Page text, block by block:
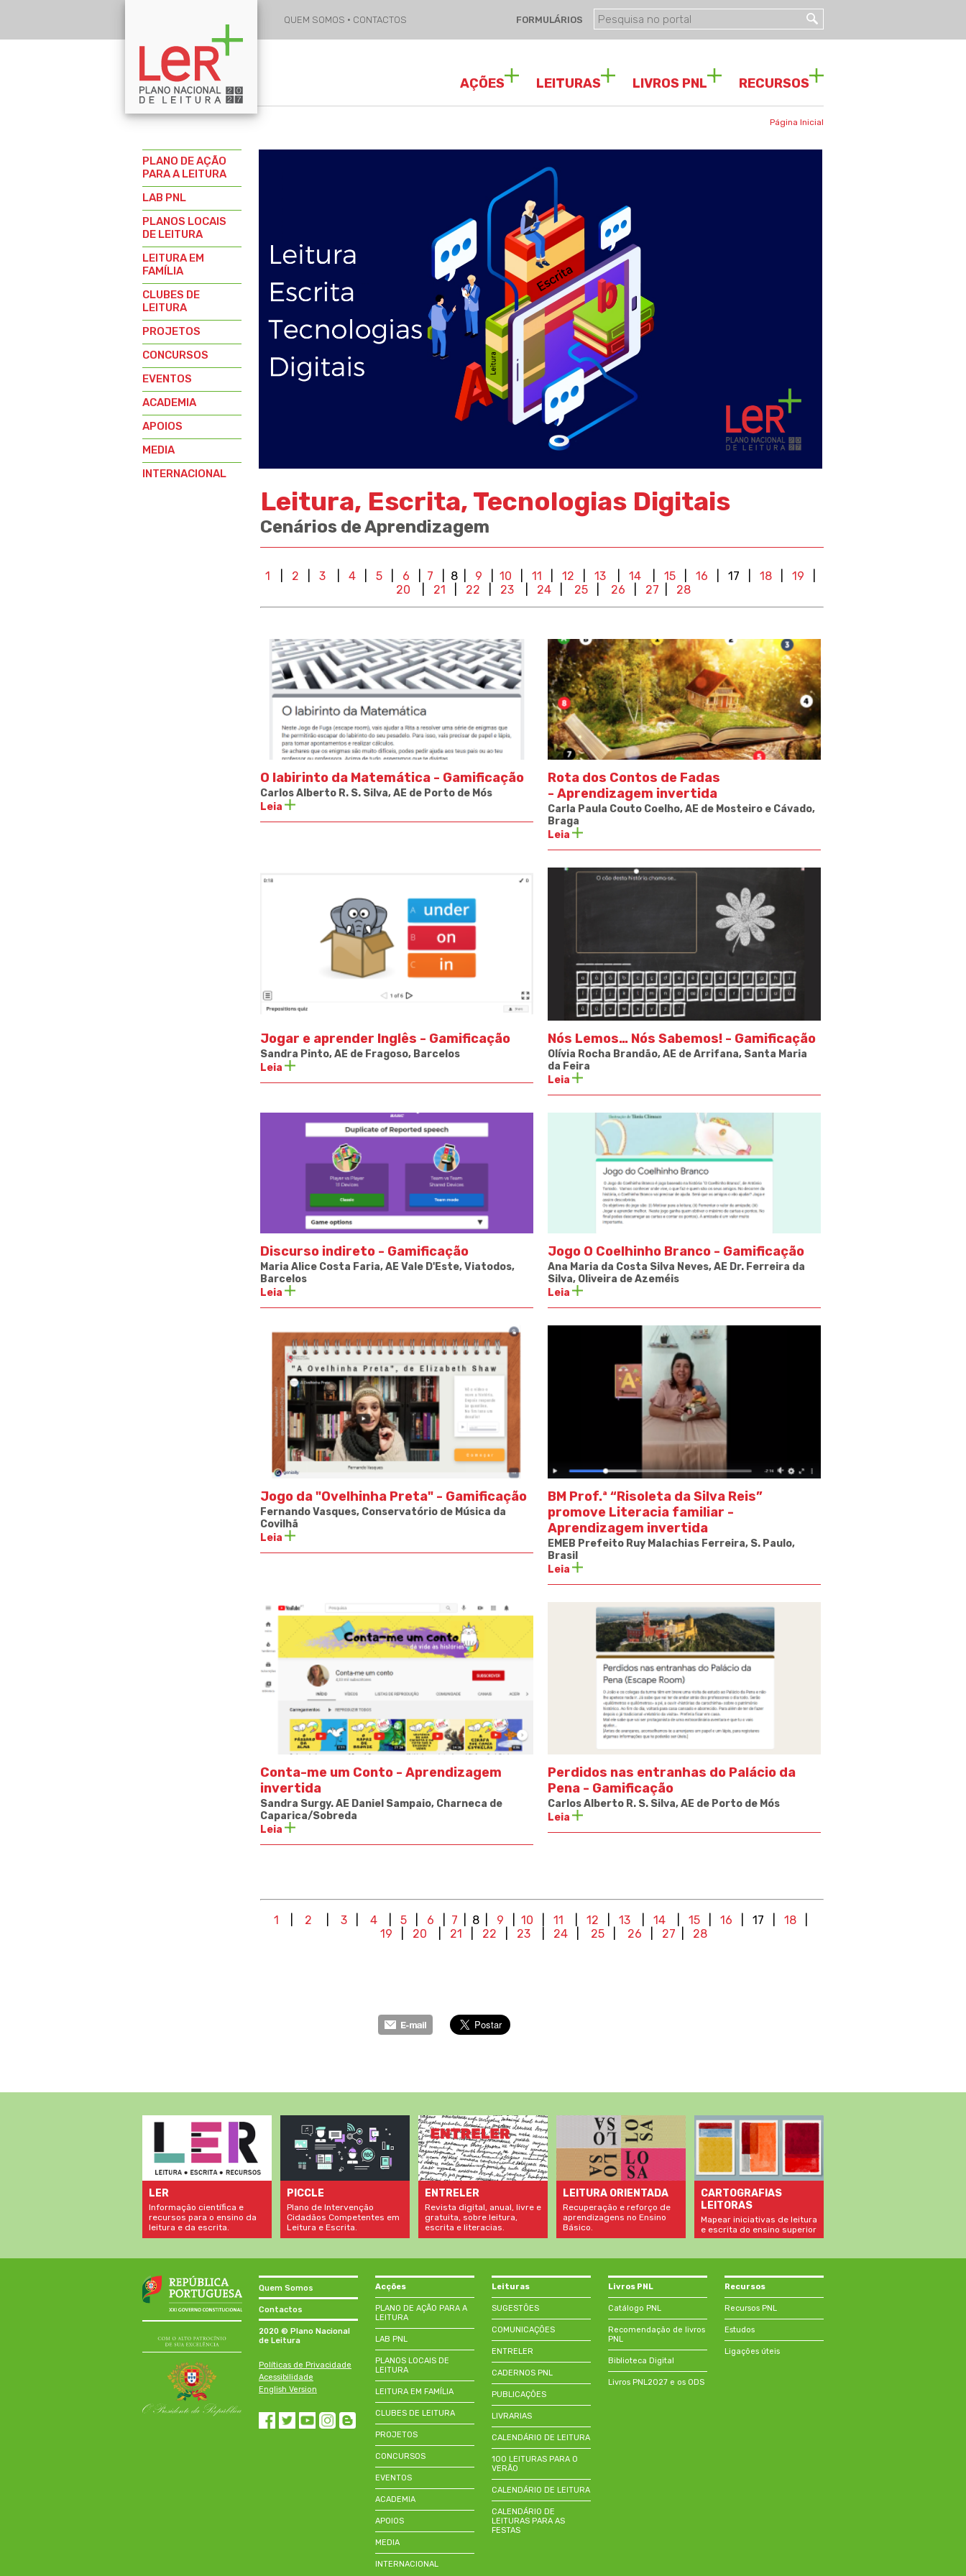
QUEM SOMOS · CONTACTOS FORMULÁRIOS
RECURSOS
LIVROS PNL
LEITURAS
AÇÕES
Página Inicial
PLANO DE AÇÃO
PARA A LEITURA
LAB PNL
PLANOS LOCAIS
DE LEITURA
LEITURA EM
FAMÍLIA
CLUBES DE
LEITURA
PROJETOS
CONCURSOS
EVENTOS
ACADEMIA
APOIOS
MEDIA
INTERNACIONAL
Leitura, Escrita, Tecnologias Digitais
Cenários de Aprendizagem
1 2 3 4 5 6 7 | 8 | 9 10 11 12 13 14 15 16 | 17 18 19
20
21 22 23 24 25 26 27 28
O labirinto da Matemática - Gamificação
Carlos Alberto R. S. Silva, AE de Porto de Mós
Leia
Rota dos Contos de Fadas
- Aprendizagem invertida
Carla Paula Couto Coelho, AE de Mosteiro e Cávado,
Braga
Leia
Jogar e aprender Inglês - Gamificação
Sandra Pinto, AE de Fragoso, Barcelos
Leia
Nós Lemos… Nós Sabemos! - Gamificação
Olívia Rocha Brandão, AE de Arrifana, Santa Maria
da Feira
Leia
Discurso indireto - Gamificação
Maria Alice Costa Faria,AE Vale D'Este, Viatodos,
Barcelos
Leia
Jogo O Coelhinho Branco - Gamificação
Ana Maria da Costa Silva Neves,AE Dr. Ferreira da
Silva, Oliveira de Azeméis
Leia
Jogo da "Ovelhinha Preta" - Gamificação
Fernando Vasques, Conservatório de Música da
Covilhã
Leia
BM Prof.ª “Risoleta da Silva Reis”
promove Literacia familiar -
Aprendizagem invertida
EMEB Prefeito Ruy Malachias Ferreira, S. Paulo,
Brasil
Leia
Conta-me um Conto - Aprendizagem
invertida
Sandra Surgy. AE Daniel Sampaio, Charneca de
Caparica/Sobreda
Leia
Perdidos nas entranhas do Palácio da
Pena - Gamificação
Carlos Alberto R. S. Silva, AE de Porto de Mós
Leia
1 2 3| 4| 5| 6 7 | 8 9 10 11 12 13 14 15| 16 | 17 18
19
20 21 22 23 24| 25 26 27 28
LER
Informação científica e
recursos para o ensino da
leitura e da escrita.
PICCLE
Plano de Intervenção
Cidadãos Competentes em
Leitura e Escrita.
ENTRELER
Revista digital, anual, livre e
gratuita, sobre leitura,
escrita e literacias.
LEITURA ORIENTADA
Recuperação e reforço de
aprendizagens no Ensino
Básico.
CARTOGRAFIAS
LEITORAS
Mapear iniciativas de leitura
e escrita do ensino superior
Quem Somos
Contactos
2020 © Plano Nacional
de Leitura
Políticas de Privacidade
Acessibilidade
English Version
Acções
PLANO DE AÇÃO PARA A
LEITURA
LAB PNL
PLANOS LOCAIS DE
LEITURA
LEITURA EM FAMÍLIA
CLUBES DE LEITURA
PROJETOS
CONCURSOS
EVENTOS
ACADEMIA
APOIOS
MEDIA
INTERNACIONAL
Leituras
SUGESTÕES
COMUNICAÇÕES
ENTRELER
CADERNOS PNL
PUBLICAÇÕES
LIVRARIAS
CALENDÁRIO DE LEITURA
100 LEITURAS PARA O
VERÃO
CALENDÁRIO DE LEITURA
CALENDÁRIO DE
LEITURAS PARA AS
FESTAS
Livros PNL
Catálogo PNL
Recomendação de livros
PNL
Biblioteca Digital
Livros PNL2027 e os ODS
Recursos
Recursos PNL
Estudos
Ligações úteis